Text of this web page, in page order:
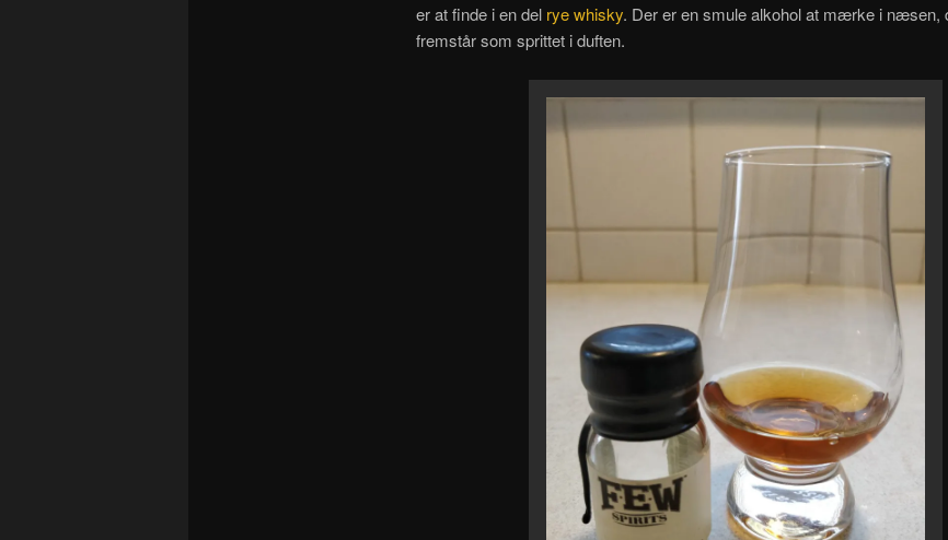
er at finde i en del rye whisky. Der er en smule alkohol at mærke i næsen,
fremstår som sprittet i duften.